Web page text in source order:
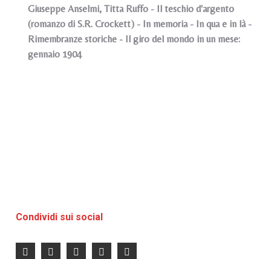
Giuseppe Anselmi, Titta Ruffo - Il teschio d'argento
(romanzo di S.R. Crockett) - In memoria - In qua e in là -
Rimembranze storiche - Il giro del mondo in un mese:
gennaio 1904
Condividi sui social